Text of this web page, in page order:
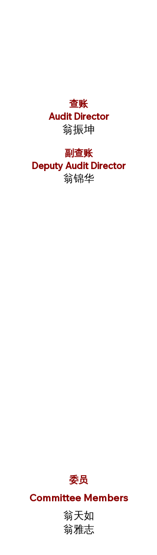
查账
Audit Director
翁振坤
副查账
Deputy Audit Director
翁锦华
委员
Committee Members
翁天如
翁雅志